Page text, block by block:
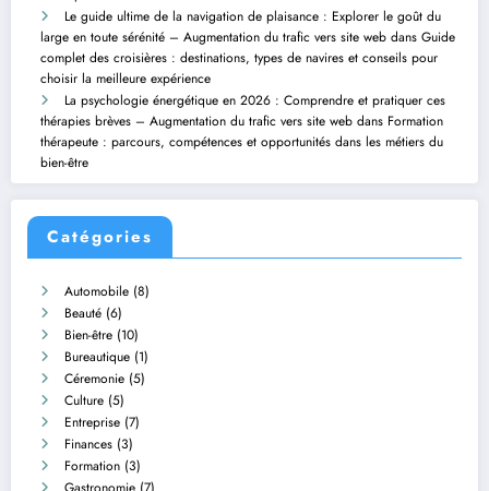
Le guide ultime de la navigation de plaisance : Explorer le goût du
large en toute sérénité – Augmentation du trafic vers site web dans Guide
complet des croisières : destinations, types de navires et conseils pour
choisir la meilleure expérience
La psychologie énergétique en 2026 : Comprendre et pratiquer ces
thérapies brèves – Augmentation du trafic vers site web dans Formation
thérapeute : parcours, compétences et opportunités dans les métiers du
bien-être
Catégories
Automobile (8)
Beauté (6)
Bien-être (10)
Bureautique (1)
Céremonie (5)
Culture (5)
Entreprise (7)
Finances (3)
Formation (3)